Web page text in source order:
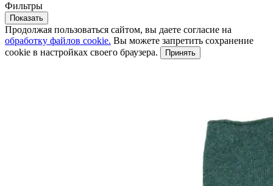
Фильтры
Показать
Продолжая пользоваться сайтом, вы даете согласие на
обработку файлов cookie. Вы можете запретить сохранение
cookie в настройках своего браузера.
Принять